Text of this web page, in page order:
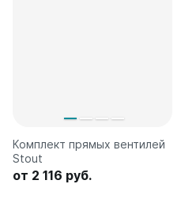
Комплект прямых вентилей
Stout
от 2 116 руб.